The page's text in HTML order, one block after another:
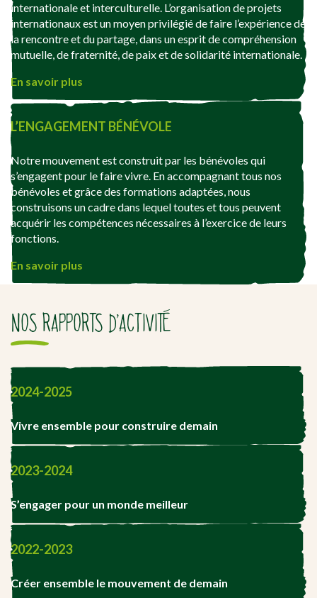
internationale et interculturelle. L’organisation de projets
internationaux est un moyen privilégié de faire l’expérience de
la rencontre et du partage, dans un esprit de compréhension
mutuelle, de fraternité, de paix et de solidarité internationale.
En savoir plus
L’ENGAGEMENT BÉNÉVOLE
Notre mouvement est construit par les bénévoles qui
s’engagent pour le faire vivre. En accompagnant tous nos
bénévoles et grâce des formations adaptées, nous
construisons un cadre dans lequel toutes et tous peuvent
acquérir les compétences nécessaires à l’exercice de leurs
fonctions.
En savoir plus
NOS RAPPORTS D’ACTIVITÉ
2024-2025
Vivre ensemble pour construire demain
2023-2024
S’engager pour un monde meilleur
2022-2023
Créer ensemble le mouvement de demain